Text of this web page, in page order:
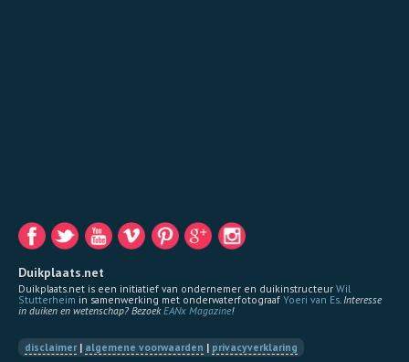
Duikplaats.net
Duikplaats.net is een initiatief van ondernemer en duikinstructeur Wil
Stutterheim in samenwerking met onderwaterfotograaf Yoeri van Es.Interesse
in duiken en wetenschap? BezoekEANx Magazine!
disclaimer| algemene voorwaarden | privacyverklaring